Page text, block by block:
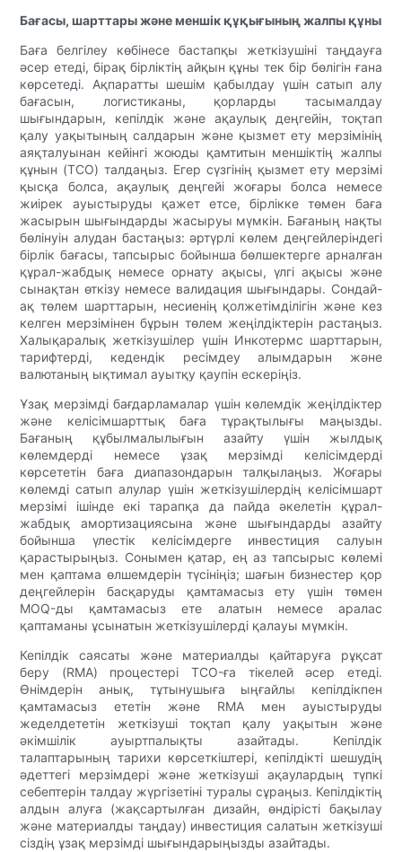
Бағасы, шарттары және меншік құқығының жалпы құны
Баға белгілеу көбінесе бастапқы жеткізушіні таңдауға
әсер етеді, бірақ бірліктің айқын құны тек бір бөлігін ғана
көрсетеді. Ақпаратты шешім қабылдау үшін сатып алу
бағасын, логистиканы, қорларды тасымалдау
шығындарын, кепілдік және ақаулық деңгейін, тоқтап
қалу уақытының салдарын және қызмет ету мерзімінің
аяқталуынан кейінгі жоюды қамтитын меншіктің жалпы
құнын (TCO) талдаңыз. Егер сүзгінің қызмет ету мерзімі
қысқа болса, ақаулық деңгейі жоғары болса немесе
жиірек ауыстыруды қажет етсе, бірлікке төмен баға
жасырын шығындарды жасыруы мүмкін. Бағаның нақты
бөлінуін алудан бастаңыз: әртүрлі көлем деңгейлеріндегі
бірлік бағасы, тапсырыс бойынша бөлшектерге арналған
құрал-жабдық немесе орнату ақысы, үлгі ақысы және
сынақтан өткізу немесе валидация шығындары. Сондай-
ақ төлем шарттарын, несиенің қолжетімділігін және кез
келген мерзімінен бұрын төлем жеңілдіктерін растаңыз.
Халықаралық жеткізушілер үшін Инкотермс шарттарын,
тарифтерді, кедендік ресімдеу алымдарын және
валютаның ықтимал ауытқу қаупін ескеріңіз.
Ұзақ мерзімді бағдарламалар үшін көлемдік жеңілдіктер
және келісімшарттық баға тұрақтылығы маңызды.
Бағаның құбылмалылығын азайту үшін жылдық
көлемдерді немесе ұзақ мерзімді келісімдерді
көрсететін баға диапазондарын талқылаңыз. Жоғары
көлемді сатып алулар үшін жеткізушілердің келісімшарт
мерзімі ішінде екі тарапқа да пайда әкелетін құрал-
жабдық амортизациясына және шығындарды азайту
бойынша үлестік келісімдерге инвестиция салуын
қарастырыңыз. Сонымен қатар, ең аз тапсырыс көлемі
мен қаптама өлшемдерін түсініңіз; шағын бизнестер қор
деңгейлерін басқаруды қамтамасыз ету үшін төмен
MOQ-ды қамтамасыз ете алатын немесе аралас
қаптаманы ұсынатын жеткізушілерді қалауы мүмкін.
Кепілдік саясаты және материалды қайтаруға рұқсат
беру (RMA) процестері TCO-ға тікелей әсер етеді.
Өнімдерін анық, тұтынушыға ыңғайлы кепілдікпен
қамтамасыз ететін және RMA мен ауыстыруды
жеделдететін жеткізуші тоқтап қалу уақытын және
әкімшілік ауыртпалықты азайтады. Кепілдік
талаптарының тарихи көрсеткіштері, кепілдікті шешудің
әдеттегі мерзімдері және жеткізуші ақаулардың түпкі
себептерін талдау жүргізетіні туралы сұраңыз. Кепілдіктің
алдын алуға (жақсартылған дизайн, өндірісті бақылау
және материалды таңдау) инвестиция салатын жеткізуші
сіздің ұзақ мерзімді шығындарыңызды азайтады.